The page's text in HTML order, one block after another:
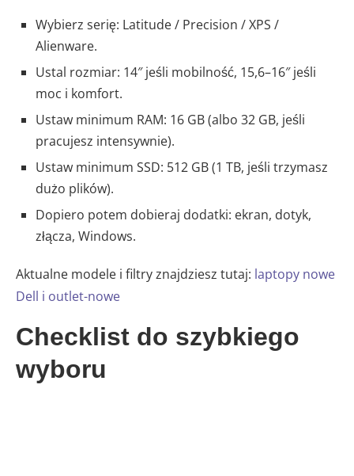
Wybierz serię: Latitude / Precision / XPS /
Alienware.
Ustal rozmiar: 14″ jeśli mobilność, 15,6–16″ jeśli
moc i komfort.
Ustaw minimum RAM: 16 GB (albo 32 GB, jeśli
pracujesz intensywnie).
Ustaw minimum SSD: 512 GB (1 TB, jeśli trzymasz
dużo plików).
Dopiero potem dobieraj dodatki: ekran, dotyk,
złącza, Windows.
Aktualne modele i filtry znajdziesz tutaj: laptopy nowe
Dell i outlet-nowe
Checklist do szybkiego
wyboru